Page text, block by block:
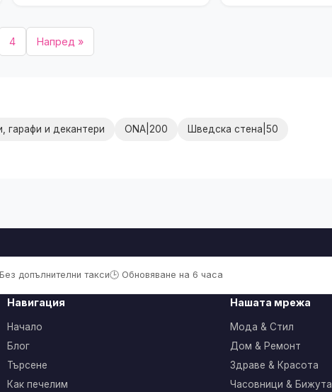
4 Напред »
гарафи и декантери ONA|200 Шведска стена|50
допълнителни такси🕒 Обновяване на 6 часа
Навигация
Начало
Блог
Търсене
Как печелим
Нашата мрежа
Мода & Стил
Дом & Ремонт
Здраве & Красота
Часовници & Бижута